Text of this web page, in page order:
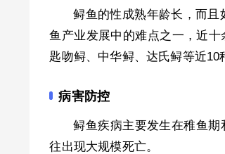
鲟鱼的性成熟年龄长，而
鱼产业发展中的难点之一，近
匙吻鲟、中华鲟、达氏鲟等近10
病害防控
鲟鱼疾病主要发生在稚鱼
往出现大规模死亡。